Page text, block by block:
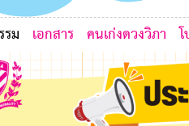
ม เอกสาร คนเก่งดวงวิภา